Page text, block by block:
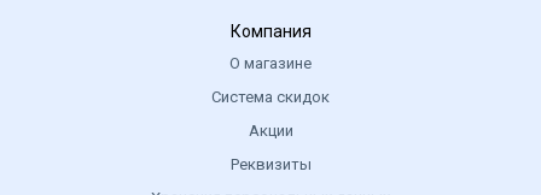
Компания
О магазине
Система скидок
Акции
Реквизиты